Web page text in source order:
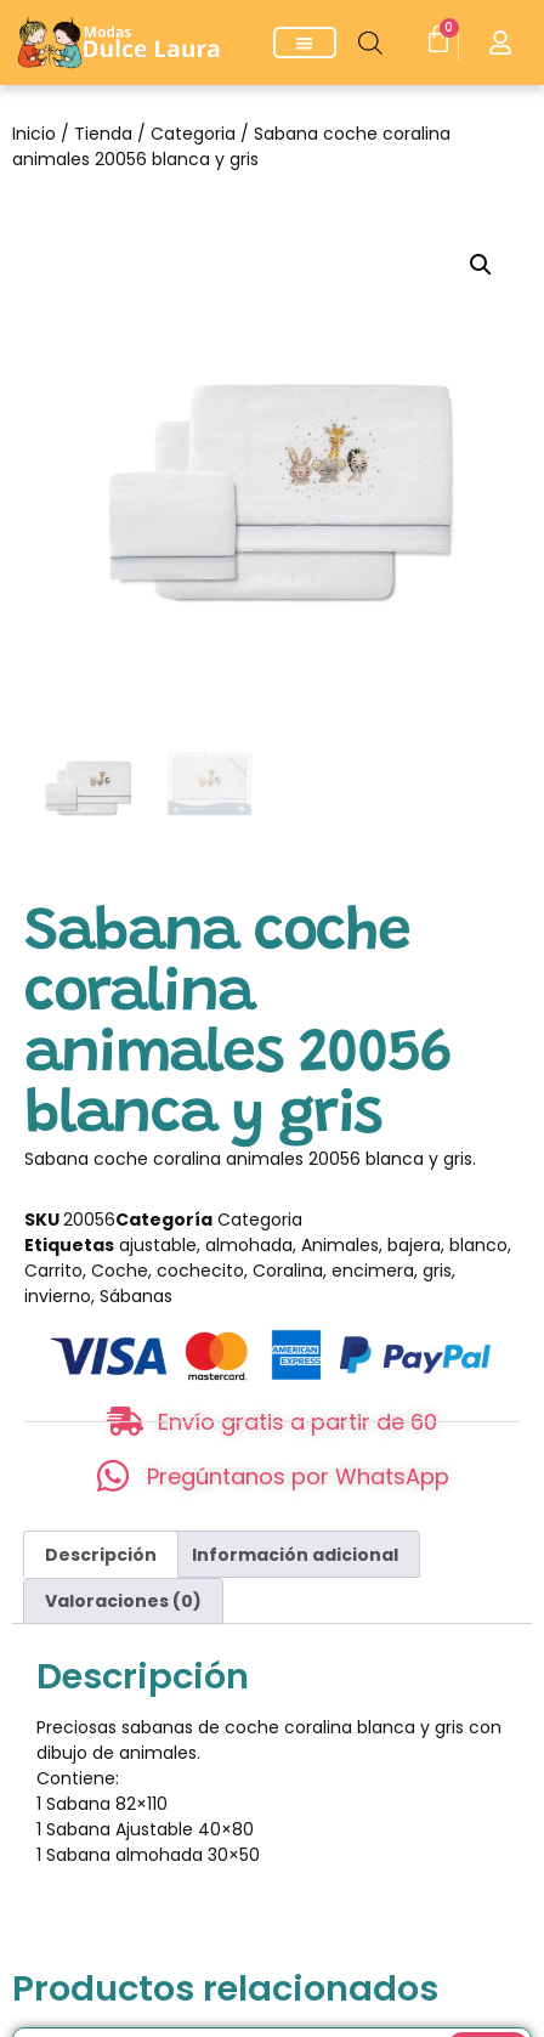
0
Inicio / Tienda / Categoria / Sabana coche coralina
animales 20056 blanca y gris
Sabana coche
coralina
animales 20056
blanca y gris
Sabana coche coralina animales 20056 blanca y gris.
SKU20056Categoría Categoria
Etiquetas ajustable, almohada, Animales, bajera, blanco,
Carrito, Coche, cochecito, Coralina, encimera, gris,
invierno, Sábanas
Envío gratis a partir de 60
Pregúntanos por WhatsApp
Descripción
Información adicional
Valoraciones (0)
Descripción
Preciosas sabanas de coche coralina blanca y gris con
dibujo de animales.
Contiene:
1 Sabana 82×110
1 Sabana Ajustable 40×80
1 Sabana almohada 30×50
Productos relacionados